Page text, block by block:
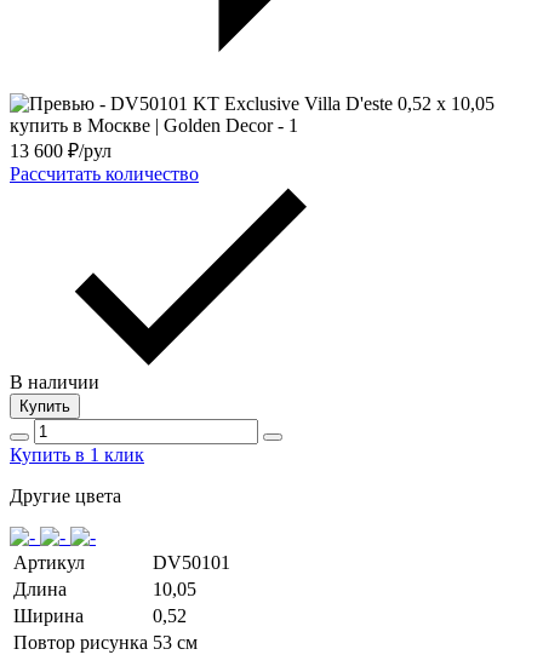
13 600 ₽/рул
Рассчитать количество
В наличии
Купить
Купить в 1 клик
Другие цвета
Артикул
DV50101
Длина
10,05
Ширина
0,52
Повтор рисунка 53 cм